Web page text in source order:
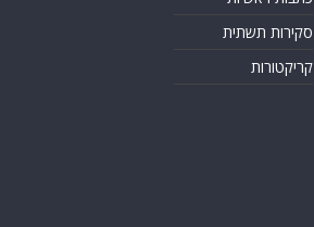
סקירות תשתית
קריקטורות